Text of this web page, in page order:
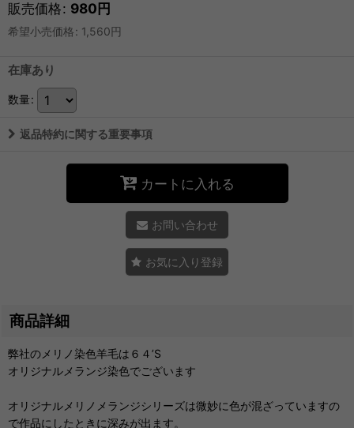
販売価格: 980円
希望小売価格: 1,560円
在庫あり
数量:
返品特約に関する重要事項
カートに入れる
お問い合わせ
お気に入り登録
商品詳細
弊社のメリノ染色羊毛は６４’S
オリジナルメランジ染色でございます
オリジナルメリノメランジシリーズは微妙に色が混ざっていますの
で作品にしたときに深みが出ます。